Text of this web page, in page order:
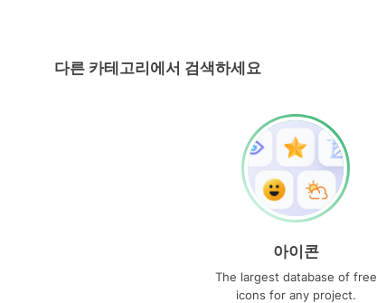
다른 카테고리에서 검색하세요
아이콘
The largest database of free
icons for any project.